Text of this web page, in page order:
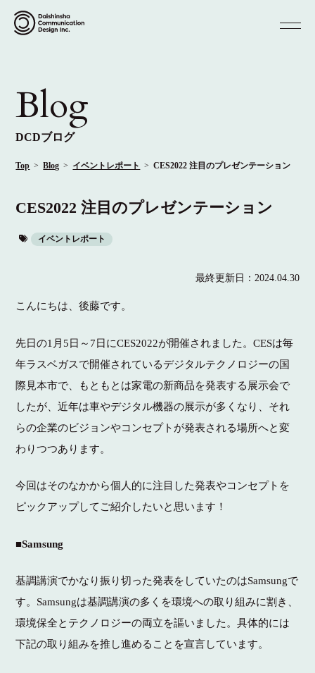
Blog
DCDブログ
Top Blog イベントレポート CES2022 注目のプレゼンテーション
CES2022 注目のプレゼンテーション
イベントレポート
最終更新日： 2024.04.30
こんにちは、後藤です。
先日の1月5日～7日にCES2022が開催されました。CESは毎
年ラスベガスで開催されているデジタルテクノロジーの国
際見本市で、もともとは家電の新商品を発表する展示会で
したが、近年は車やデジタル機器の展示が多くなり、それ
らの企業のビジョンやコンセプトが発表される場所へと変
わりつつあります。
今回はそのなかから個人的に注目した発表やコンセプトを
ピックアップしてご紹介したいと思います！
■Samsung
基調講演でかなり振り切った発表をしていたのはSamsungで
す。Samsungは基調講演の多くを環境への取り組みに割き、
環境保全とテクノロジーの両立を謳いました。具体的には
下記の取り組みを推し進めることを宣言しています。